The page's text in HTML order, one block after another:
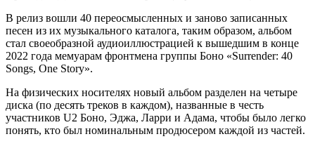
В релиз вошли 40 переосмысленных и заново записанных
песен из их музыкального каталога, таким образом, альбом
стал своеобразной аудиоиллюстрацией к вышедшим в конце
2022 года мемуарам фронтмена группы Боно «Surrender: 40
Songs, One Story».
На физических носителях новый альбом разделен на четыре
диска (по десять треков в каждом), названные в честь
участников U2 Боно, Эджа, Ларри и Адама, чтобы было легко
понять, кто был номинальным продюсером каждой из частей.